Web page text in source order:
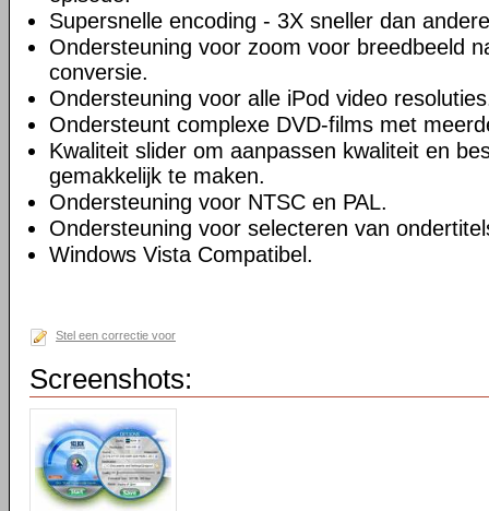
Supersnelle encoding - 3X sneller dan
Ondersteuning voor zoom voor breedbeeld
conversie.
Ondersteuning voor alle iPod video
Ondersteunt complexe DVD-films met
Kwaliteit slider om aanpassen kwaliteit en
gemakkelijk te maken.
Ondersteuning voor NTSC en PAL.
Ondersteuning voor selecteren van
Windows Vista Compatibel.
Stel een correctie voor
Screenshots: